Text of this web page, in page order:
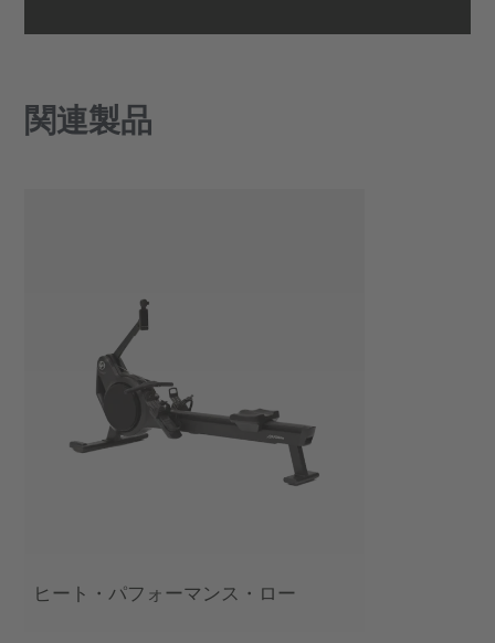
関連製品
ヒート・パフォーマンス・ロー